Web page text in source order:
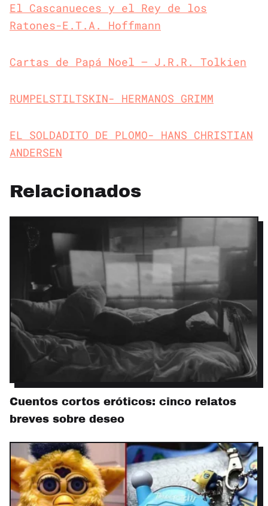
El Cascanueces y el Rey de los
Ratones-E.T.A. Hoffmann
Cartas de Papá Noel – J.R.R. Tolkien
RUMPELSTILTSKIN- HERMANOS GRIMM
EL SOLDADITO DE PLOMO- HANS CHRISTIAN
ANDERSEN
Relacionados
Cuentos cortos eróticos: cinco relatos
breves sobre deseo